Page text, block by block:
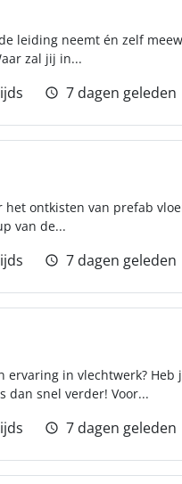
leiding neemt én zelf
zal jij in...
7 dagen geleden
ontkisten van prefab
van de...
7 dagen geleden
ervaring in vlechtwerk?
dan snel verder! Voor...
7 dagen geleden